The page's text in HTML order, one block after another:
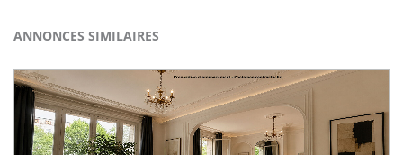
ANNONCES SIMILAIRES